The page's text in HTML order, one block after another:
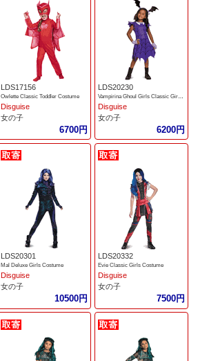
LDS17156
Owlette Classic Toddler Costume
Disguise
女の子
6700円
LDS20230
Disguise
女の子
6200円
LDS20301
Mal Deluxe Girls Costume
Disguise
女の子
10500円
LDS20332
Evie Classic Girls Costume
Disguise
女の子
7500円